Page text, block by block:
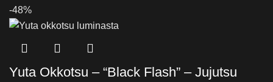
-48%
Yuta Okkotsu – “Black Flash” – Jujutsu